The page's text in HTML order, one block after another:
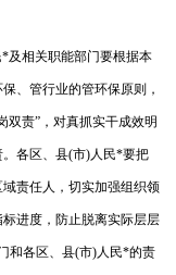
及相关职能部门要根据本
、管行业的管环保原则，
双责”，对真抓实干成效明
各区、县(市)人民*要把
责任人，切实加强组织领
进度，防止脱离实际层层
和各区、县(市)人民*的责